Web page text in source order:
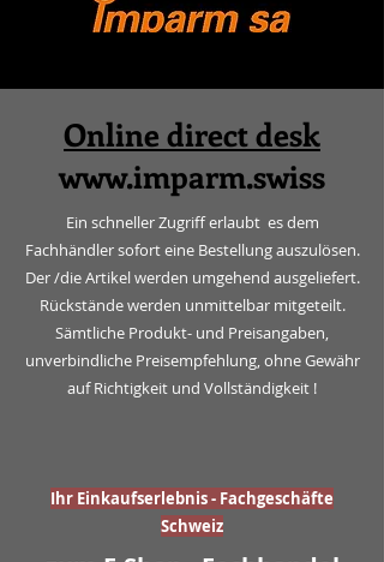
Online direct desk
www.imparm.swiss
Ein schneller Zugriff erlaubt es dem
Fachhändler sofort eine Bestellung auszulösen.
Der /die Artikel werden umgehend ausgeliefert.
Rückstände werden unmittelbar mitgeteilt.
Sämtliche Produkt- und Preisangaben,
unverbindliche Preisempfehlung, ohne Gewähr
auf Richtigkeit und Vollständigkeit !
Ihr Einkaufserlebnis - Fachgeschäfte
Schweiz